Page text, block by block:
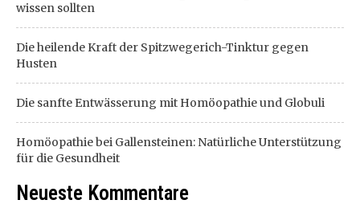
wissen sollten
Die heilende Kraft der Spitzwegerich-Tinktur gegen
Husten
Die sanfte Entwässerung mit Homöopathie und Globuli
Homöopathie bei Gallensteinen: Natürliche Unterstützung
für die Gesundheit
Neueste Kommentare